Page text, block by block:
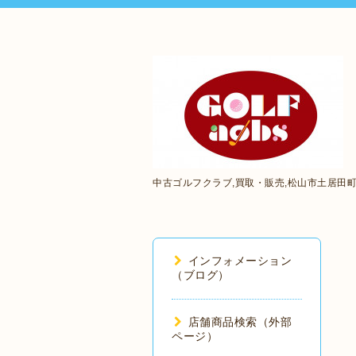
中古ゴルフクラブ,買取・販売,松山市土居田
インフォメーション
（ブログ）
店舗商品検索（外部
ページ）